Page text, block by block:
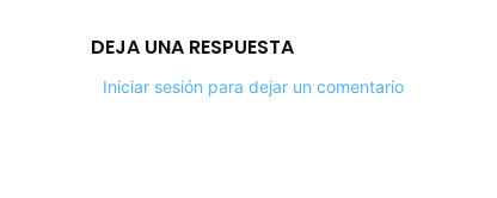
DEJA UNA RESPUESTA
Iniciar sesión para dejar un comentario